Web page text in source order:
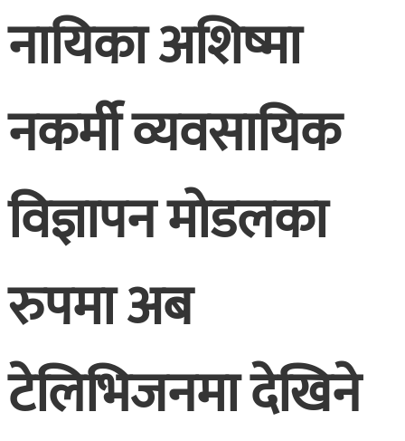
नायिका अशिष्मा
नकर्मी व्यवसायिक
विज्ञापन मोडलका
रुपमा अब
टेलिभिजनमा देखिने